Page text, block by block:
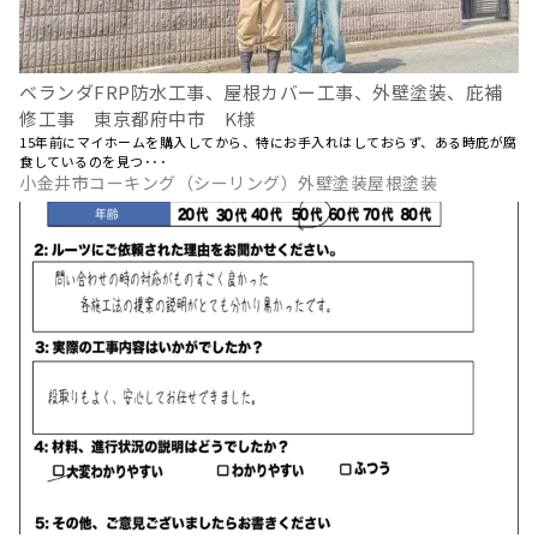
ベランダFRP防水工事、屋根カバー工事、外壁塗装、庇補
修工事 東京都府中市 K様
15年前にマイホームを購入してから、特にお手入れはしておらず、ある時庇が腐
食しているのを見つ･･･
小金井市コーキング（シーリング）外壁塗装屋根塗装